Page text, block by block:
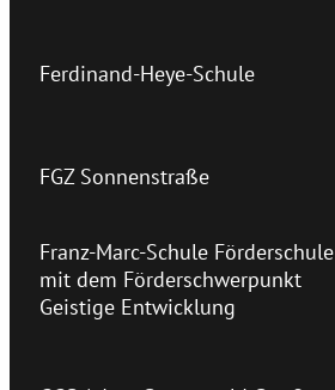
Ferdinand-Heye-Schule
FGZ Sonnenstraße
Franz-Marc-Schule Förderschule
mit dem Förderschwerpunkt
Geistige Entwicklung